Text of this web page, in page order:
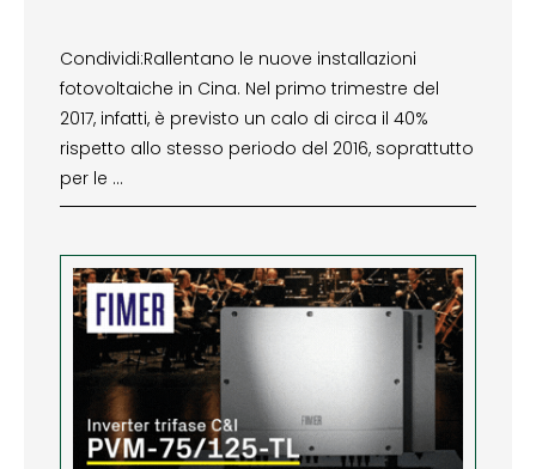
Condividi:Rallentano le nuove installazioni
fotovoltaiche in Cina. Nel primo trimestre del
2017, infatti, è previsto un calo di circa il 40%
rispetto allo stesso periodo del 2016, soprattutto
per le …